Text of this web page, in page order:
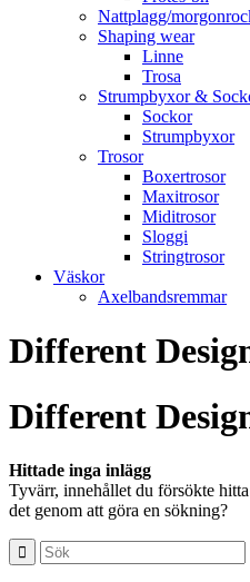
Nattplagg/
Shaping wear
Linne
Trosa
Strumpbyxor &
Sockor
Strumpbyxor
Trosor
Boxertrosor
Maxitrosor
Miditrosor
Sloggi
Stringtrosor
Väskor
Axelbandsremmar
Different
Different
Hittade inga inlägg
Tyvärr, innehållet du försökte
det genom att göra en sökning?